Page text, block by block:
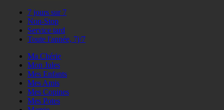
7 jours sur 7
Non-Stop
Service tard
Toute l'année, 7j/7
Ma Chérie
Mon Jules
Mes Enfants
Mes Amis
Mes Copines
Mes Potes